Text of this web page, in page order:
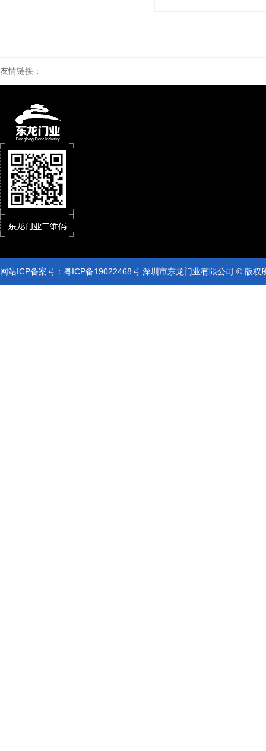
友情链接：
网站ICP备案号： 粤ICP备19022468号 深圳市东龙门业有限公司 © 版权